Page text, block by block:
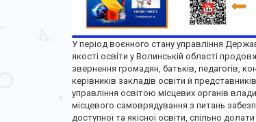
У період воєнного стану управління
якості освіти у Волинській області
звернення громадян, батьків, педагогів,
керівників закладів освіти й
управління освітою місцевих органів
місцевого самоврядування з питань
доступної та якісної освіти, спільно